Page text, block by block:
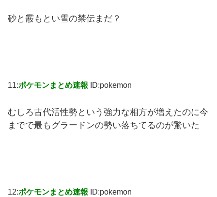
砂と霰もとい雪の禁伝まだ？
11:ポケモンまとめ速報 ID:pokemon
むしろ古代活性勢という強力な相方が増えたのに今
までで最もグラードンの勢い落ちてるのが驚いた
12:ポケモンまとめ速報 ID:pokemon